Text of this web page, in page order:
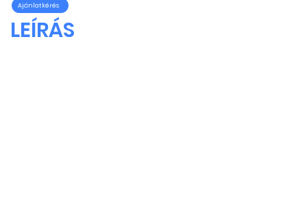
Ajánlatkérés
LEÍRÁS